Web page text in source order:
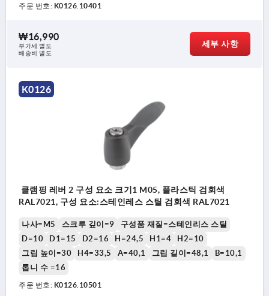
주문 번호: K0126.10401
₩16,990
부가세 별도
배송비 별도
세부 사항
K0126
클램핑 레버 2 구성 요소 크기1 M05, 플라스틱 검회색
RAL7021, 구성 요소:스테인레스 스틸 검회색 RAL7021
나사=M5 스크루 깊이=9
구성품 재질=스테인리스 스틸
D=10
D1=15 D2=16 H=24,5 H1=4
H2=10
그립 높이=30
H4=33,5 A=40,1 그립 길이=48,1
B=10,1
톱니 수 =16
주문 번호: K0126.10501